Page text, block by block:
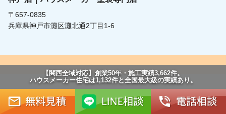
〒657-0835
兵庫県神戸市灘区灘北通2丁目1-6
© Copyright 2026 大阪の外壁塗装専門店 |【公式】南大阪
ペイントセンター（松原本店）. All rights reserved.
【関西全域対応】創業50年・施工実績3,662件。
ハウスメーカー住宅は1,132件と全国最大級の実績あり。